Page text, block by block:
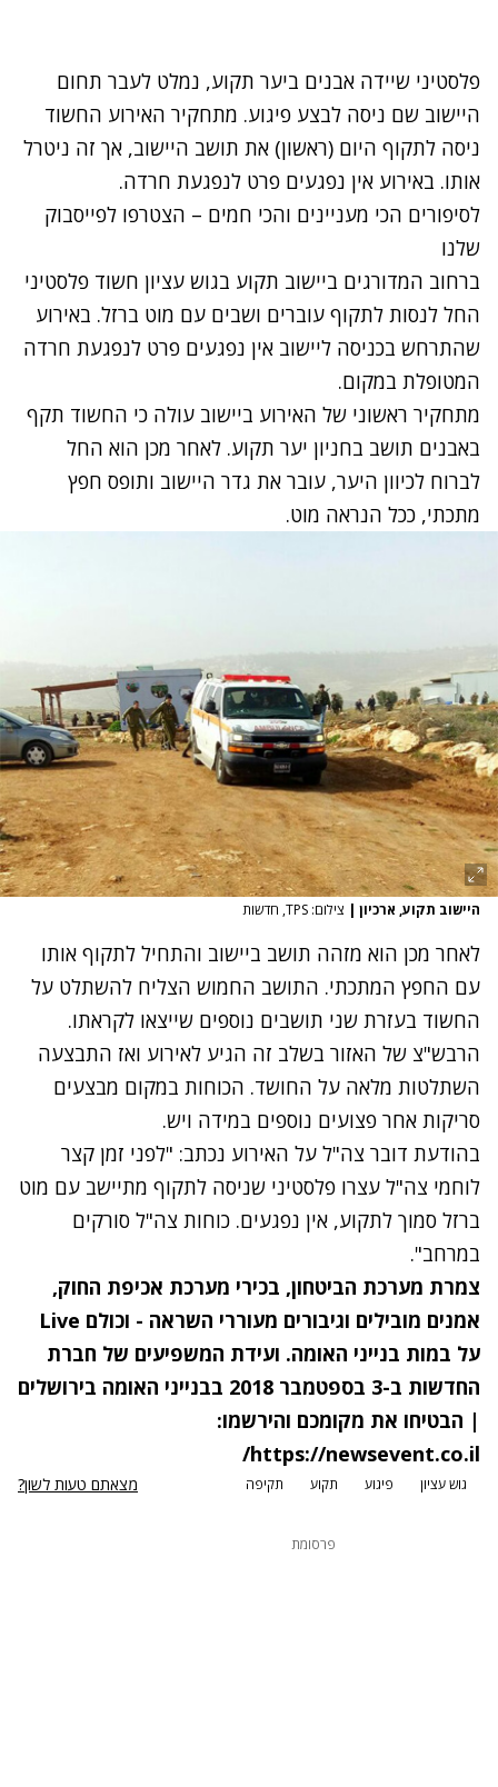
פלסטיני שיידה אבנים ביער תקוע, נמלט לעבר תחום
היישוב שם ניסה לבצע פיגוע. מתחקיר האירוע החשוד
ניסה לתקוף היום (ראשון) את תושב היישוב, אך זה ניטרל
אותו. באירוע אין נפגעים פרט לנפגעת חרדה.
לסיפורים הכי מעניינים והכי חמים – הצטרפו לפייסבוק
שלנו
ברחוב המדורגים ביישוב תקוע בגוש עציון חשוד פלסטיני
החל לנסות לתקוף עוברים ושבים עם מוט ברזל. באירוע
שהתרחש בכניסה ליישוב אין נפגעים פרט לנפגעת חרדה
המטופלת במקום.
מתחקיר ראשוני של האירוע ביישוב עולה כי החשוד תקף
באבנים תושב בחניון יער תקוע. לאחר מכן הוא החל
לברוח לכיוון היער, עובר את גדר היישוב ותופס חפץ
מתכתי, ככל הנראה מוט.
היישוב תקוע, ארכיון | צילום: TPS, חדשות
לאחר מכן הוא מזהה תושב ביישוב והתחיל לתקוף אותו
עם החפץ המתכתי. התושב החמוש הצליח להשתלט על
החשוד בעזרת שני תושבים נוספים שייצאו לקראתו.
הרבש"צ של האזור בשלב זה הגיע לאירוע ואז התבצעה
השתלטות מלאה על החושד. הכוחות במקום מבצעים
סריקות אחר פצועים נוספים במידה ויש.
בהודעת דובר צה"ל על האירוע נכתב: "לפני זמן קצר
לוחמי צה"ל עצרו פלסטיני שניסה לתקוף מתיישב עם מוט
ברזל סמוך לתקוע, אין נפגעים. כוחות צה"ל סורקים
במרחב".
צמרת מערכת הביטחון, בכירי מערכת אכיפת החוק,
אמנים מובילים וגיבורים מעוררי השראה - וכולם Live
על במות בנייני האומה. ועידת המשפיעים של חברת
החדשות ב-3 בספטמבר 2018 בבנייני האומה בירושלים
| הבטיחו את מקומכם והירשמו:
https://newsevent.co.il/
גוש עציון פיגוע תקוע תקיפה מצאתם טעות לשון?
פרסומת